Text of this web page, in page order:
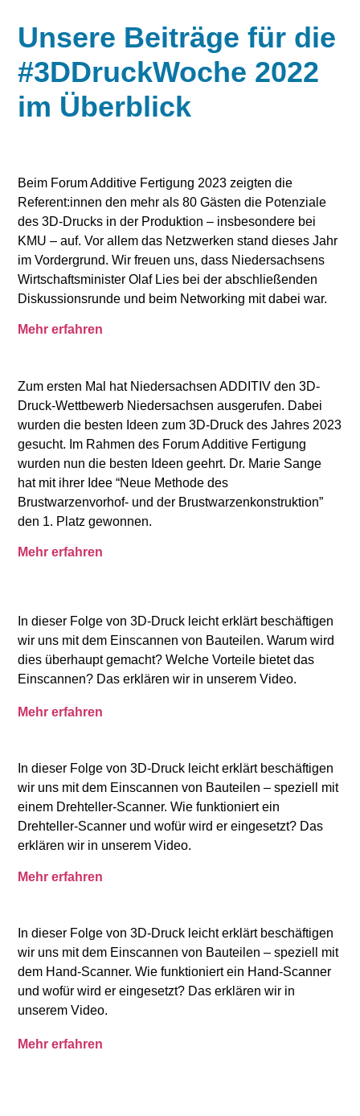
Unsere Beiträge für die
#3DDruckWoche 2022
im Überblick
Beim Forum Additive Fertigung 2023 zeigten die
Referent:innen den mehr als 80 Gästen die Potenziale
des 3D-Drucks in der Produktion – insbesondere bei
KMU – auf. Vor allem das Netzwerken stand dieses Jahr
im Vordergrund. Wir freuen uns, dass Niedersachsens
Wirtschaftsminister Olaf Lies bei der abschließenden
Diskussionsrunde und beim Networking mit dabei war.
Mehr erfahren
Zum ersten Mal hat Niedersachsen ADDITIV den 3D-
Druck-Wettbewerb Niedersachsen ausgerufen. Dabei
wurden die besten Ideen zum 3D-Druck des Jahres 2023
gesucht. Im Rahmen des Forum Additive Fertigung
wurden nun die besten Ideen geehrt. Dr. Marie Sange
hat mit ihrer Idee “Neue Methode des
Brustwarzenvorhof- und der Brustwarzenkonstruktion”
den 1. Platz gewonnen.
Mehr erfahren
In dieser Folge von 3D-Druck leicht erklärt beschäftigen
wir uns mit dem Einscannen von Bauteilen. Warum wird
dies überhaupt gemacht? Welche Vorteile bietet das
Einscannen? Das erklären wir in unserem Video.
Mehr erfahren
In dieser Folge von 3D-Druck leicht erklärt beschäftigen
wir uns mit dem Einscannen von Bauteilen – speziell mit
einem Drehteller-Scanner. Wie funktioniert ein
Drehteller-Scanner und wofür wird er eingesetzt? Das
erklären wir in unserem Video.
Mehr erfahren
In dieser Folge von 3D-Druck leicht erklärt beschäftigen
wir uns mit dem Einscannen von Bauteilen – speziell mit
dem Hand-Scanner. Wie funktioniert ein Hand-Scanner
und wofür wird er eingesetzt? Das erklären wir in
unserem Video.
Mehr erfahren